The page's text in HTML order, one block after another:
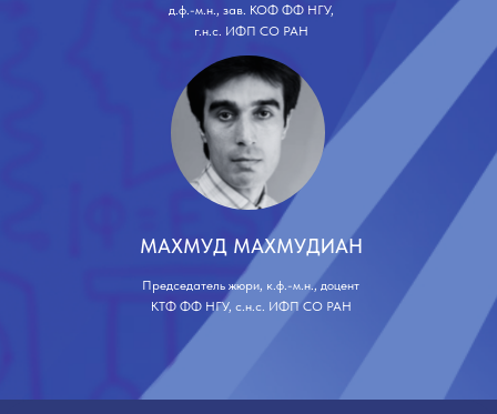
д.ф.-м.н., зав. КОФ ФФ НГУ,
г.н.с. ИФП СО РАН
Председатель жюри, к.ф.-м.н., доцент
КТФ ФФ НГУ, с.н.с. ИФП СО РАН
МАХМУД МАХМУДИАН